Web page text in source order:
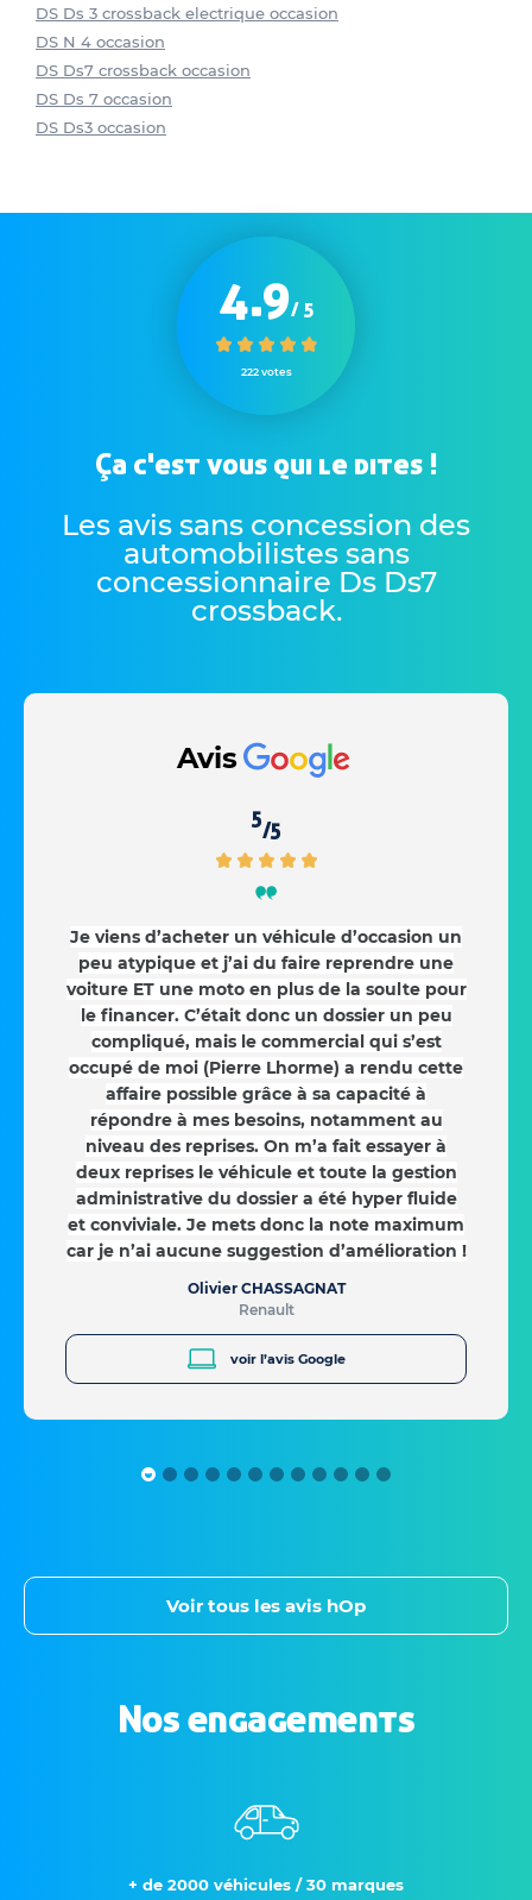
DS Ds 3 crossback electrique occasion
DS N 4 occasion
DS Ds7 crossback occasion
DS Ds 7 occasion
DS Ds3 occasion
4.9/ 5
222 votes
Ça c'est vous qui le dites !
Les avis sans concession des
automobilistes sans
concessionnaire Ds Ds7
crossback.
Avis
5/5
Je viens d’acheter un véhicule d’occasion un
peu atypique et j’ai du faire reprendre une
voiture ET une moto en plus de la soulte pour
le financer. C’était donc un dossier un peu
compliqué, mais le commercial qui s’est
occupé de moi (Pierre Lhorme) a rendu cette
affaire possible grâce à sa capacité à
répondre à mes besoins, notamment au
niveau des reprises. On m’a fait essayer à
deux reprises le véhicule et toute la gestion
administrative du dossier a été hyper fluide
et conviviale. Je mets donc la note maximum
car je n’ai aucune suggestion d’amélioration !
Olivier CHASSAGNAT
Renault
voir l’avis Google
Voir tous les avis hOp
Nos engagements
+ de 2000 véhicules / 30 marques